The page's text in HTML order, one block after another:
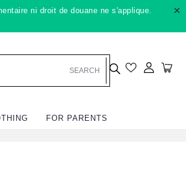
ni droit de douane ne s'applique.
×
Se
FOR PARENTS